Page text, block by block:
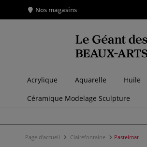
Nos magasins
Acrylique Aquarelle Huile
Céramique Modelage Sculpture
Page d'accueil Clairefontaine Pastelmat